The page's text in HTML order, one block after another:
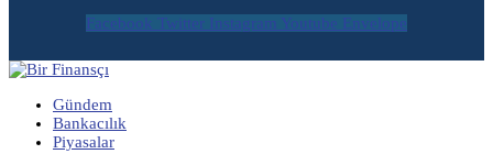
Facebook Twitter Instagram Youtube Envelope
Gündem
Bankacılık
Piyasalar